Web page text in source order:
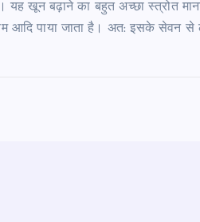
खून बढ़ाने का बहुत अच्‍छा स्‍त्रोत माना
आदि पाया जाता है। अत: इसके सेवन